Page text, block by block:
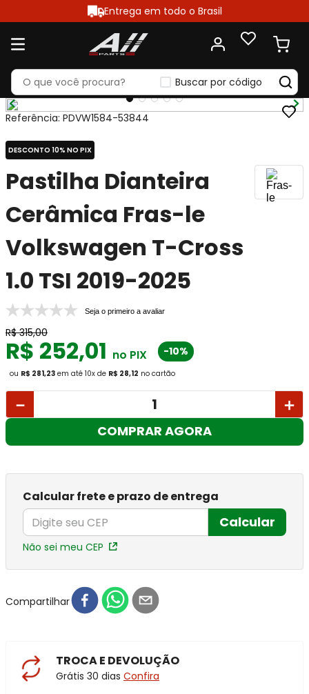
Entrega em todo o Brasil
Buscar por código
Referência: PDVW1584-53844
DESCONTO 10% NO PIX
Pastilha Dianteira
Cerâmica Fras-le
Volkswagen T-Cross
1.0 TSI 2019-2025
Seja o primeiro a avaliar
R$ 315,00
R$ 252,01 no PIX -10%
ou R$ 281,23 em até 10x de R$ 28,12 no cartão
＋
－
COMPRAR AGORA
Calcular frete e prazo de entrega
Calcular
Não sei meu CEP
Compartilhar
TROCA E DEVOLUÇÃO
Grátis 30 dias Confira